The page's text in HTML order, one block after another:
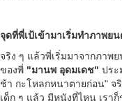
จุดที่พี่เป้เข้ามาเริ่มทำภาพย
จริง ๆ แล้วพี่เริ่มมาจากภาพ
ของพี่ "มานพ อุดมเดช" ประ
ช้า กะโหลกหนาตายก่อน" จ
เด็ก ๆ แล้ว มีหนังที่ไหน เรา